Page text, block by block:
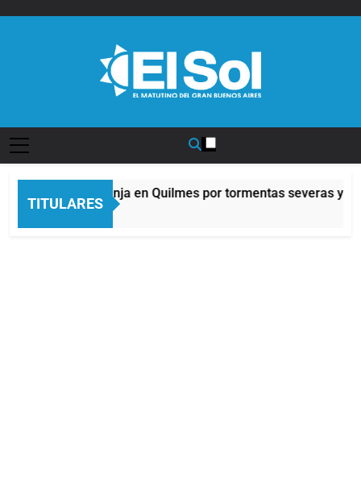
TITULARES
Alerta naranja en Quilmes por tormentas severas y
8 Horas Atrás